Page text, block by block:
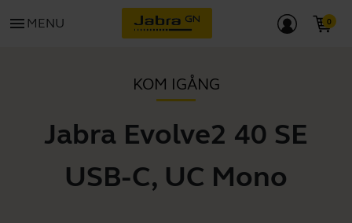
menu MENU
KOM IGÅNG
Jabra Evolve2 40 SE
USB-C, UC Mono